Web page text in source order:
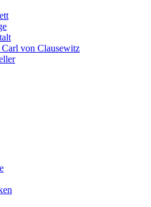
Carl von Clausewitz